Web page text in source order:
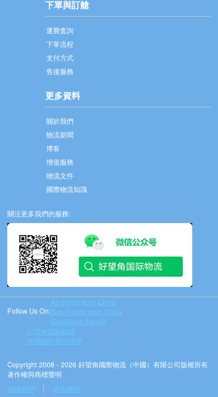
下單與訂艙
運費査詢
下單流程
支付方式
售後服務
更多資料
關於我們
物流新聞
博客
增值服務
物流文件
國際物流知識
關注更多我們的服務:
Follow Us On:
Air Cargo from China
Sea Freight from China
Goodhope Freight
好望角国际物流
中国国际货运代理
Copyright 2008 - 2026 好望角國際物流（中國）有限公司版權所有
著作權與商標聲明
聯絡我們
隱私條例